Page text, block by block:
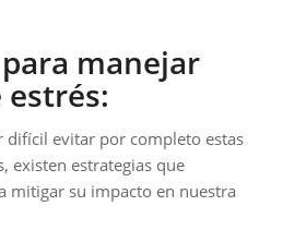
manejar
difícil evitar por completo estas
existen estrategias que
mitigar su impacto en nuestra